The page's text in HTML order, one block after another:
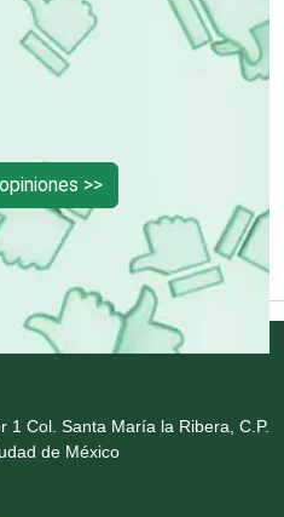
y Alfombras
>>
1 Col. Santa María la Ribera, C.P.
de México